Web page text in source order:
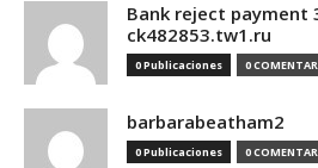
Bank reject payment
ck482853.tw1.ru
0 Publicaciones 0
barbarabeatham2
0 Publicaciones 0